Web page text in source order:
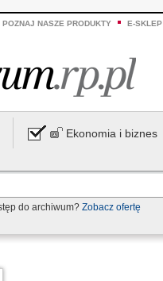
POZNAJ NASZE PRODUKTY E-SKLEP
Ekonomia i biznes
do archiwum? Zobacz ofertę